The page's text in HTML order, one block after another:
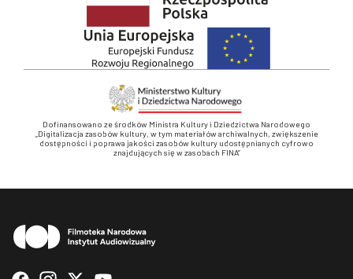
Dofinansowano ze środków Ministra Kultury i Dziedzictwa Narodowego
„Digitalizacja zasobów kultury, w tym materiałów archiwalnych, zwiększenie
dostępności i poprawa jakości zasobów kultury udostępnianych cyfrowo
znajdujących się w zasobach FINA”